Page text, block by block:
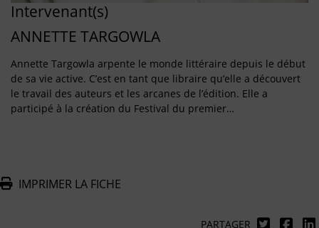
Intervenant(s)
ANNETTE TARGOWLA
Annette Targowla arpente le monde littéraire depuis le début
de sa vie active. C’est en tant que libraire qu’elle a découvert
le travail des auteurs et les arcanes de l’édition. Elle a
participé à la création du Festival du premier…
IMPRIMER LA FICHE
PARTAGER